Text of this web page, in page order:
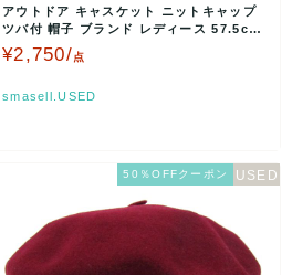
アウトドア キャスケット ニットキャップ
ツバ付 帽子 ブランド レディース 57.5cm
サイズ ベ…
¥2,750/点
smasell.USED
50％OFFクーポン